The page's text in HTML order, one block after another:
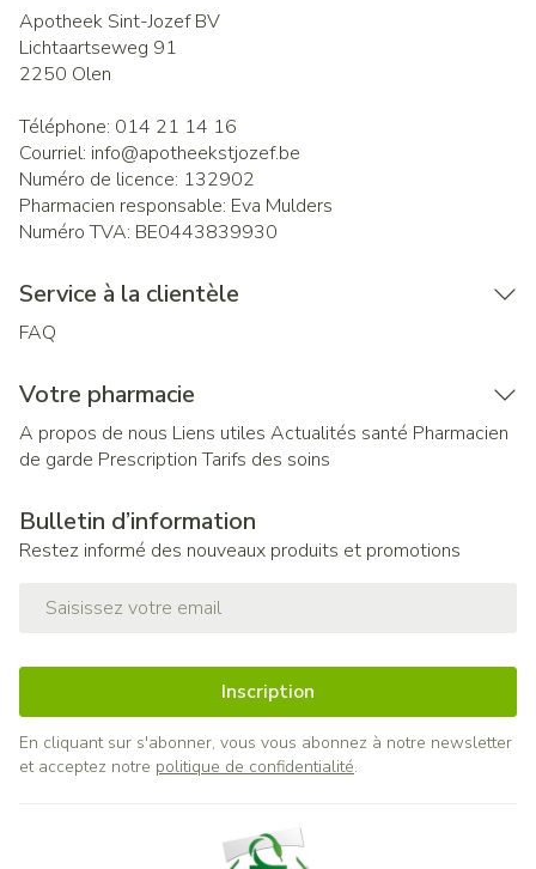
Apotheek Sint-Jozef BV
Lichtaartseweg 91
2250 Olen
Téléphone: 014 21 14 16
Courriel: info@apotheekstjozef.be
Numéro de licence: 132902
Pharmacien responsable: Eva Mulders
Numéro TVA: BE0443839930
Service à la clientèle
FAQ
Votre pharmacie
A propos de nous Liens utiles Actualités santé Pharmacien
de garde Prescription Tarifs des soins
Bulletin d’information
Restez informé des nouveaux produits et promotions
Inscription
En cliquant sur s'abonner, vous vous abonnez à notre newsletter
et acceptez notre politique de confidentialité.